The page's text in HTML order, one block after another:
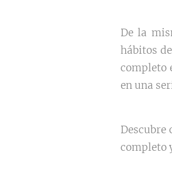
De la
hábitos
completo
en una
completo